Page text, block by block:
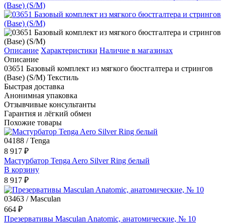
Описание Характеристики Наличие в магазинах
Описание
03651 Базовый комплект из мягкого бюстгалтера и стрингов
(Base) (S/M) Текстиль
Быстрая доставка
Анонимная упаковка
Отзывчивые консультанты
Гарантия и лёгкий обмен
Похожие товары
04188 / Tenga
8 917 ₽
Мастурбатор Tenga Aero Silver Ring белый
В корзину
8 917 ₽
03463 / Masculan
664 ₽
Презервативы Masculan Anatomic, анатомические, № 10